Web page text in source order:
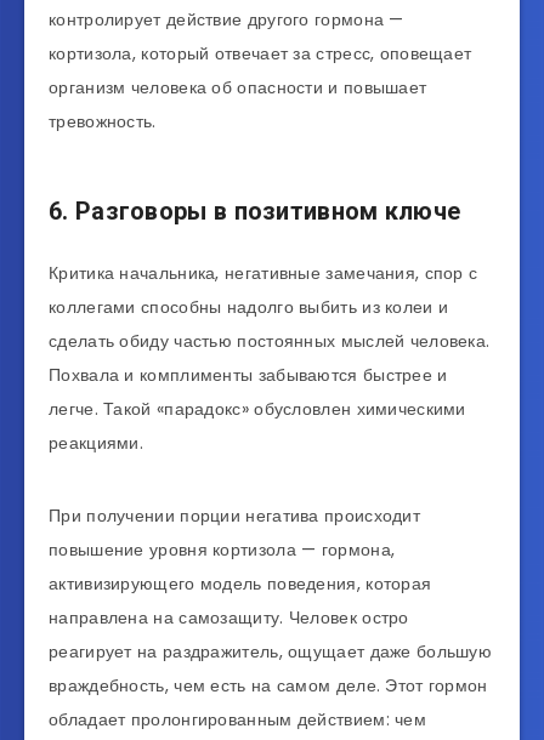
контролирует действие другого гормона —
кортизола, который отвечает за стресс, оповещает
организм человека об опасности и повышает
тревожность.
6. Разговоры в позитивном ключе
Критика начальника, негативные замечания, спор с
коллегами способны надолго выбить из колеи и
сделать обиду частью постоянных мыслей человека.
Похвала и комплименты забываются быстрее и
легче. Такой «парадокс» обусловлен химическими
реакциями.
При получении порции негатива происходит
повышение уровня кортизола — гормона,
активизирующего модель поведения, которая
направлена на самозащиту. Человек остро
реагирует на раздражитель, ощущает даже большую
враждебность, чем есть на самом деле. Этот гормон
обладает пролонгированным действием: чем